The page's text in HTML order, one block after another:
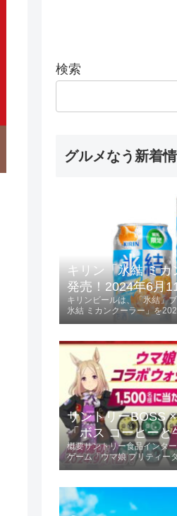
検索
グルメなう新着
キリン「氷結 ミカ
発売！2024年6月
キリンビールは、「氷結」
氷結 ミカンクーラー」を
ます。商品の特長爽やかな
サントリーBOSS
「ボス コーヒーと
マ娘デザイン〉」
売！
概要サントリー食品インタ
ゲーム「ウマ娘 プリティー
この商品は185g容量で、価